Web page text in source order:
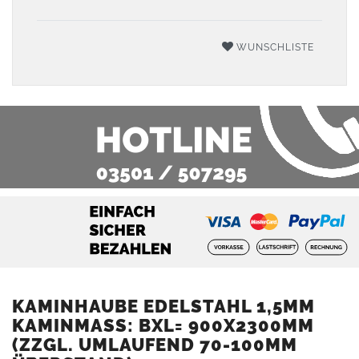
WUNSCHLISTE
KAMINHAUBE EDELSTAHL 1,5MM
KAMINMASS: BXL= 900X2300MM (
ZZGL. UMLAUFEND 70-100MM Ü